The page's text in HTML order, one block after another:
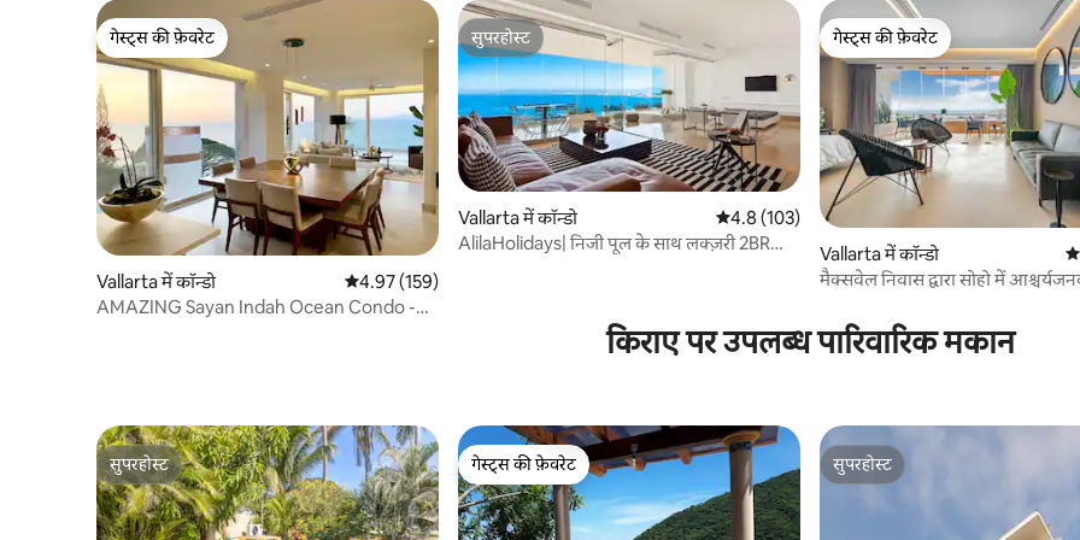
गेस्ट्स की फ़ेवरेट
गेस्ट्स की फ़ेवरेट
Vallarta में कॉन्डो औसत रेटिंग 5 में से 4.97, 159 समीक्षाएँ
4.97 (159)
AMAZING Sayan Indah Ocean Condo -
सुपरहोस्ट
सुपरहोस्ट
Vallarta में कॉन्डो औसत रेटिंग 5 में से 4.8, 103 समीक्षाएँ
4.8 (103)
AlilaHolidays| निजी पूल के साथ लक्ज़री 2BR
गेस्ट्स की फ़ेवरेट
गेस्ट्स की फ़ेवरेट
Vallarta में कॉन्डो
मैक्सवेल निवास द्वारा सोहो में
किराए पर उपलब्ध पारिवारिक मकान
सुपरहोस्ट
सुपरहोस्ट
गेस्ट्स की फ़ेवरेट
गेस्ट्स की फ़ेवरेट
सुपरहोस्ट
सुपरहोस्ट